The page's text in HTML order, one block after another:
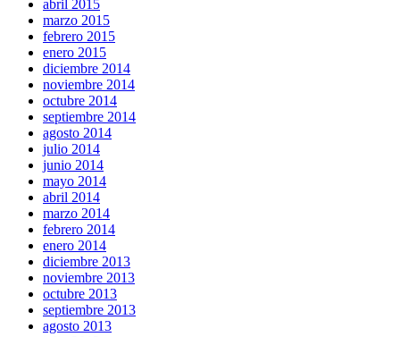
abril 2015
marzo 2015
febrero 2015
enero 2015
diciembre 2014
noviembre 2014
octubre 2014
septiembre 2014
agosto 2014
julio 2014
junio 2014
mayo 2014
abril 2014
marzo 2014
febrero 2014
enero 2014
diciembre 2013
noviembre 2013
octubre 2013
septiembre 2013
agosto 2013